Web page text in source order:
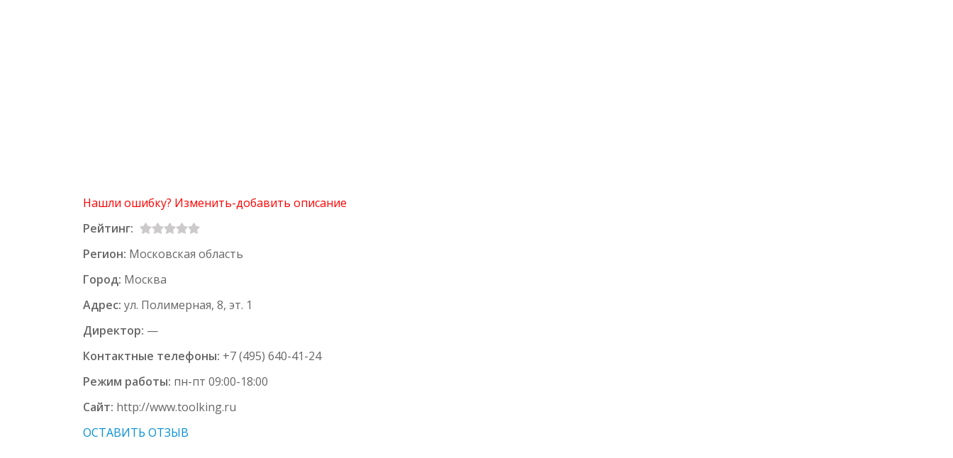
Нашли ошибку? Изменить-добавить описание
Рейтинг:
Регион: Московская область
Город: Москва
Адрес: ул. Полимерная, 8, эт. 1
Директор: —
Контактные телефоны: +7 (495) 640-41-24
Режим работы: пн-пт 09:00-18:00
Сайт: http://www.toolking.ru
ОСТАВИТЬ ОТЗЫВ